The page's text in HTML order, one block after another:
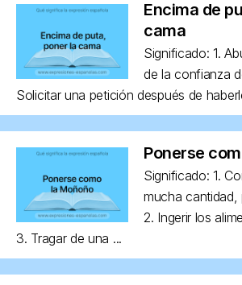
Encima de
cama
Significado: 1.
de la confianza
Solicitar una petición después de
Ponerse
Significado: 1.
mucha
2. Ingerir los
3. Tragar de una ...